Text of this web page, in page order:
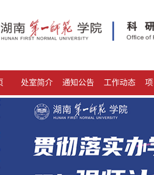
处室简介 通知公告 工作动态